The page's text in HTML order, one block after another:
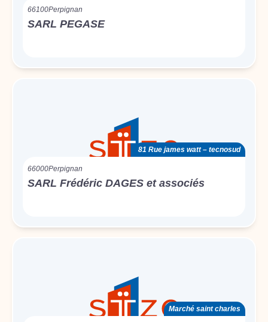
66100Perpignan
SARL PEGASE
81 Rue james watt – tecnosud
66000Perpignan
SARL Frédéric DAGES et associés
Marché saint charles